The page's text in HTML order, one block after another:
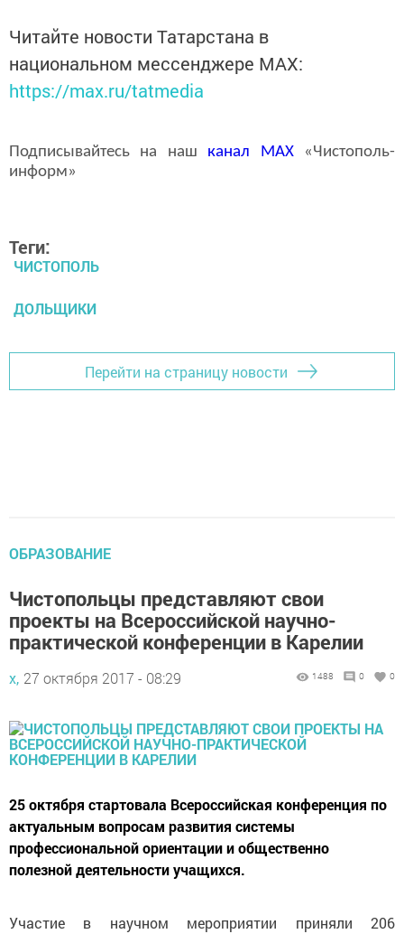
Читайте новости Татарстана в
национальном мессенджере MАХ:
https://max.ru/tatmedia
Подписывайтесь на наш канал MAX«Чистополь-
информ»
Теги:
ЧИСТОПОЛЬ
ДОЛЬЩИКИ
Перейти на страницу новости
ОБРАЗОВАНИЕ
Чистопольцы представляют свои
проекты на Всероссийской научно-
практической конференции в Карелии
х, 27 октября 2017 - 08:29 1488 0 0
25 октября стартовала Всероссийская конференция по
актуальным вопросам развития системы
профессиональной ориентации и общественно
полезной деятельности учащихся.
Участие в научном мероприятии приняли 206